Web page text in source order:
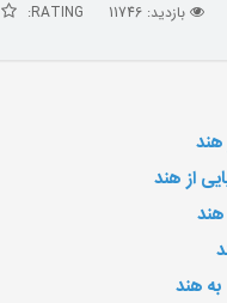
بازدید: 11746 RATING:
هند
از هند
هند